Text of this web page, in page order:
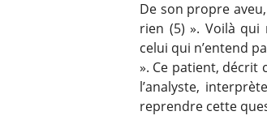
De son propre
rien (5) ». Voilà qui
celui qui n’entend
». Ce patient, décrit
l’analyste,
reprendre cette